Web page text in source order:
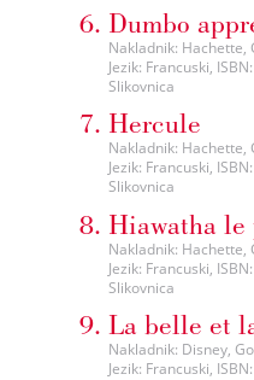
Dumbo
Nakladnik: Hachette,
Jezik: Francuski,
Slikovnica
Hercule
Nakladnik: Hachette,
Jezik: Francuski,
Slikovnica
Hiawatha
Nakladnik: Hachette,
Jezik: Francuski,
Slikovnica
La belle et
Nakladnik: Disney,
Jezik: Francuski,